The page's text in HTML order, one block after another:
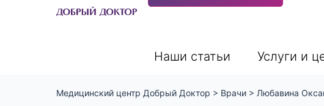
Наши статьи Услуги и
Медицинский центр Добрый Доктор > Врачи > Любавина